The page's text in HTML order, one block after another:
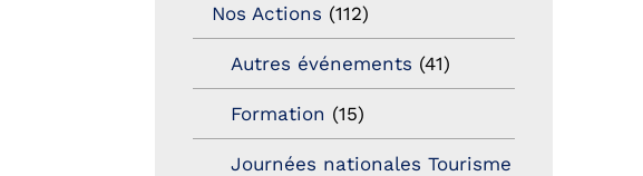
Nos Actions (112)
Autres événements (41)
Formation (15)
Journées nationales Tourisme